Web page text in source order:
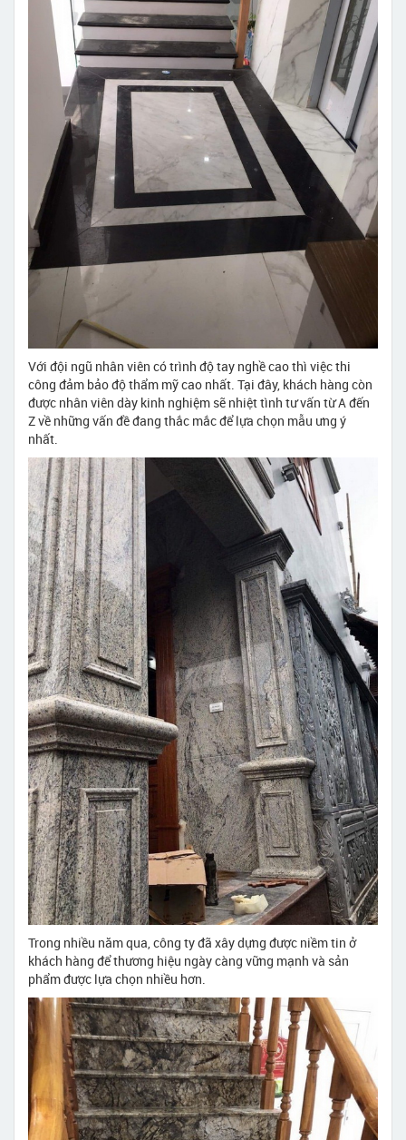
Với đội ngũ nhân viên có trình độ tay nghề cao thì việc thi
công đảm bảo độ thẩm mỹ cao nhất. Tại đây, khách hàng còn
được nhân viên dày kinh nghiệm sẽ nhiệt tình tư vấn từ A đến
Z về những vấn đề đang thắc mắc để lựa chọn mẫu ưng ý
nhất.
Trong nhiều năm qua, công ty đã xây dựng được niềm tin ở
khách hàng để thương hiệu ngày càng vững mạnh và sản
phẩm được lựa chọn nhiều hơn.